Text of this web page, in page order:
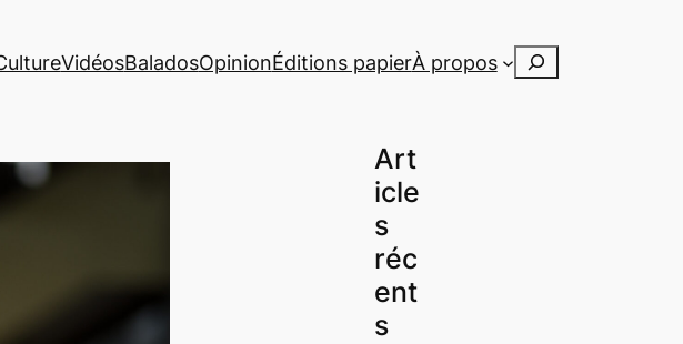
VidéosBaladosOpinionÉditions papierÀ propos Rechercher
Art
icle
s
réc
ent
s